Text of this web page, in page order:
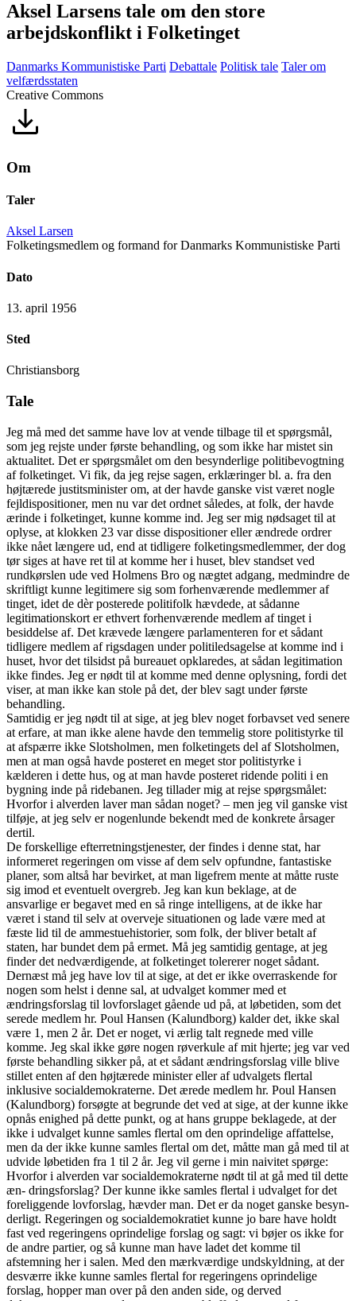
Aksel Larsens tale om den store
arbejdskonflikt i Folketinget
Danmarks Kommunistiske Parti Debattale Politisk tale Taler om
velfærdsstaten
Creative Commons
Om
Taler
Aksel Larsen
Folketingsmedlem og formand for Danmarks Kommunistiske Parti
Dato
13. april 1956
Sted
Christiansborg
Tale
Jeg må med det samme have lov at vende tilbage til et spørgsmål,
som jeg rejste under første behandling, og som ikke har mistet sin
aktualitet. Det er spørgsmålet om den besynderlige politibevogtning
af folketinget. Vi fik, da jeg rejse sagen, erklæringer bl. a. fra den
højtærede justitsminister om, at der havde ganske vist været nogle
fejldispositioner, men nu var det ordnet således, at folk, der havde
ærinde i folketinget, kunne komme ind. Jeg ser mig nødsaget til at
oplyse, at klokken 23 var disse dispositioner eller ændrede ordrer
ikke nået længere ud, end at tidligere folketingsmedlemmer, der dog
tør siges at have ret til at komme her i huset, blev standset ved
rundkørslen ude ved Holmens Bro og nægtet adgang, medmindre de
skriftligt kunne legitimere sig som forhenværende medlemmer af
tinget, idet de dèr posterede politifolk hævdede, at sådanne
legitimationskort er ethvert forhenværende medlem af tinget i
besiddelse af. Det krævede længere parlamenteren for et sådant
tidligere medlem af rigsdagen under politiledsagelse at komme ind i
huset, hvor det tilsidst på bureauet opklaredes, at sådan legitimation
ikke findes. Jeg er nødt til at komme med denne oplysning, fordi det
viser, at man ikke kan stole på det, der blev sagt under første
behandling.
Samtidig er jeg nødt til at sige, at jeg blev noget forbavset ved senere
at erfare, at man ikke alene havde den temmelig store politistyrke til
at afspærre ikke Slotsholmen, men folketingets del af Slotsholmen,
men at man også havde posteret en meget stor politistyrke i
kælderen i dette hus, og at man havde posteret ridende politi i en
bygning inde på ridebanen. Jeg tillader mig at rejse spørgsmålet:
Hvorfor i alverden laver man sådan noget? – men jeg vil ganske vist
tilføje, at jeg selv er nogenlunde bekendt med de konkrete årsager
dertil.
De forskellige efterretningstjenester, der findes i denne stat, har
informeret regeringen om visse af dem selv opfundne, fantastiske
planer, som altså har bevirket, at man ligefrem mente at måtte ruste
sig imod et eventuelt overgreb. Jeg kan kun beklage, at de
ansvarlige er begavet med en så ringe intelligens, at de ikke har
været i stand til selv at overveje situationen og lade være med at
fæste lid til de ammestuehistorier, som folk, der bliver betalt af
staten, har bundet dem på ermet. Må jeg samtidig gentage, at jeg
finder det nedværdigende, at folketinget tolererer noget sådant.
Dernæst må jeg have lov til at sige, at det er ikke overraskende for
nogen som helst i denne sal, at udvalget kommer med et
ændringsforslag til lovforslaget gående ud på, at løbetiden, som det
serede medlem hr. Poul Hansen (Kalundborg) kalder det, ikke skal
være 1, men 2 år. Det er noget, vi ærlig talt regnede med ville
komme. Jeg skal ikke gøre nogen røverkule af mit hjerte; jeg var ved
første behandling sikker på, at et sådant ændringsforslag ville blive
stillet enten af den højtærede minister eller af udvalgets flertal
inklusive socialdemokraterne. Det ærede medlem hr. Poul Hansen
(Kalundborg) forsøgte at begrunde det ved at sige, at der kunne ikke
opnås enighed på dette punkt, og at hans gruppe beklagede, at der
ikke i udvalget kunne samles flertal om den oprindelige affattelse,
men da der ikke kunne samles flertal om det, måtte man gå med til at
udvide løbetiden fra 1 til 2 år. Jeg vil gerne i min naivitet spørge:
Hvorfor i alverden var socialdemokraterne nødt til at gå med til dette
æn- dringsforslag? Der kunne ikke samles flertal i udvalget for det
foreliggende lovforslag, hævder man. Det er da noget ganske besyn-
derligt. Regeringen og socialdemokratiet kunne jo bare have holdt
fast ved regeringens oprindelige forslag og sagt: vi bøjer os ikke for
de andre partier, og så kunne man have ladet det komme til
afstemning her i salen. Med den mærkværdige undskyldning, at der
desværre ikke kunne samles flertal for regeringens oprindelige
forslag, hopper man over på den anden side, og derved